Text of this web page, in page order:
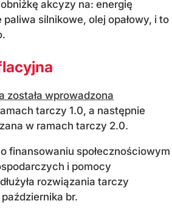
akcyzy na: energię
silnikowe, olej opałowy, i to
została wprowadzona
tarczy 1.0, a następnie
w ramach tarczy 2.0.
finansowaniu społecznościowym
i pomocy
rozwiązania tarczy
br.